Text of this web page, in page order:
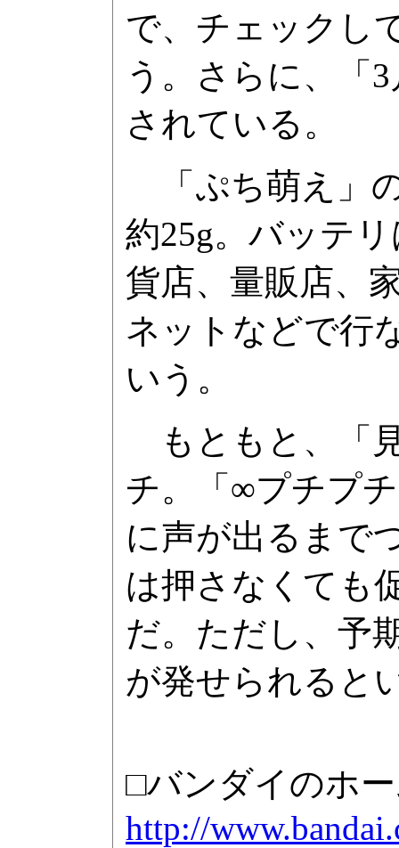
で、チェックし
う。さらに、「
されている。
「ぷち萌え」
約25g。バッテ
貨店、量販店、
ネットなどで行
いう。
もともと、「
チ。「∞プチプ
に声が出るまで
は押さなくても
だ。ただし、予
が発せられると
□バンダイのホ
http://